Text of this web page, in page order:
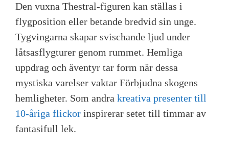
Den vuxna Thestral-figuren kan ställas i
flygposition eller betande bredvid sin unge.
Tygvingarna skapar svischande ljud under
låtsasflygturer genom rummet. Hemliga
uppdrag och äventyr tar form när dessa
mystiska varelser vaktar Förbjudna skogens
hemligheter. Som andra kreativa presenter till
10-åriga flickor inspirerar setet till timmar av
fantasifull lek.